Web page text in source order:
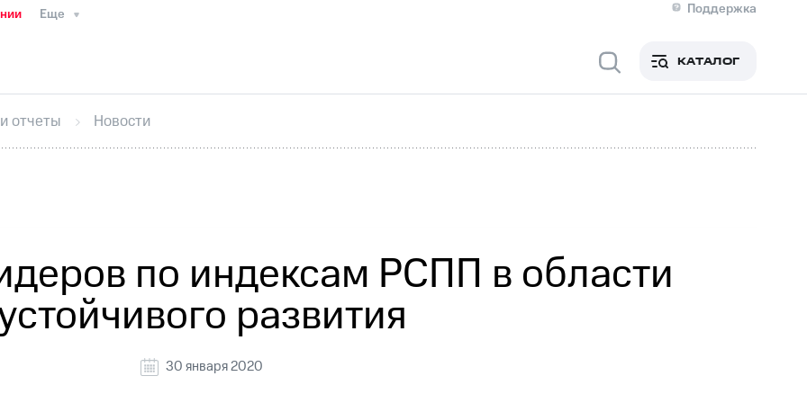
Еще
Поддержка
Медиа-центр
ИнтервьюФинансовая отчетностьКонтактыНовости в регионе
секретарьРаскрытие информации
кабинет акционераАкционерный капиталКонтроль и аудитРынок акций
КАТАЛОГ
отчеты Новости
по индексам РСПП в области
развития
30 января 2020